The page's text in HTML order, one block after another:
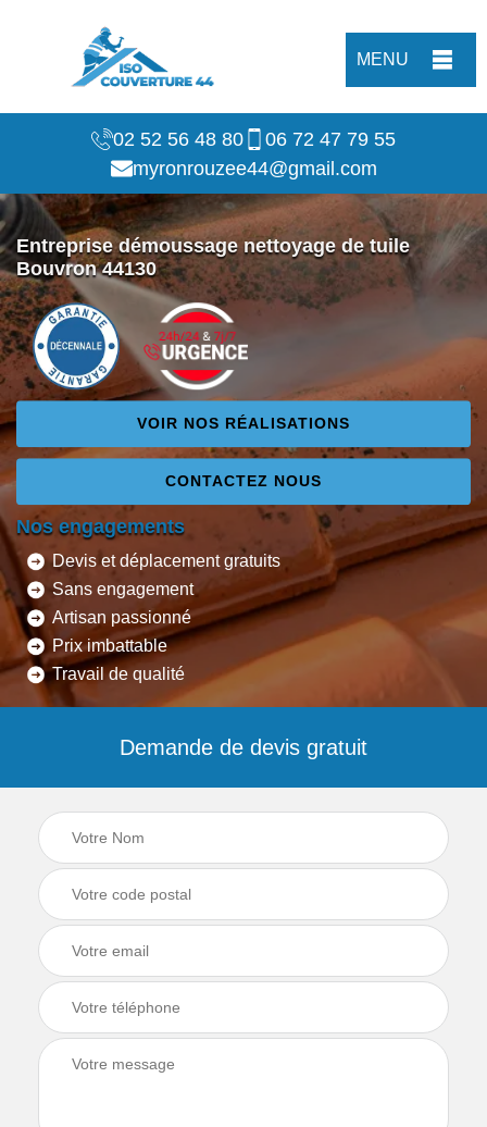
MENU
02 52 56 48 80
06 72 47 79 55
myronrouzee44@gmail.com
Entreprise démoussage nettoyage de tuile
Bouvron 44130
VOIR NOS RÉALISATIONS
CONTACTEZ NOUS
Nos engagements
Devis et déplacement gratuits
Sans engagement
Artisan passionné
Prix imbattable
Travail de qualité
Demande de devis gratuit